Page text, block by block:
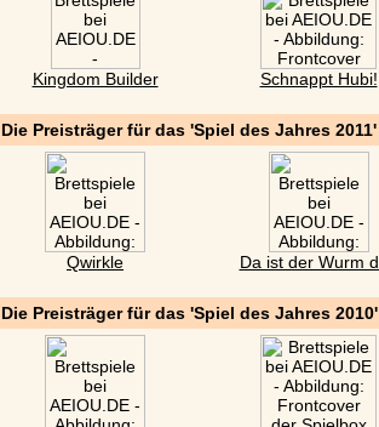
Kingdom Builder Schnappt Hubi!
Die Preisträger für das 'Spiel des Jahres 2011'
Qwirkle Da ist der Wurm
Die Preisträger für das 'Spiel des Jahres 2010'